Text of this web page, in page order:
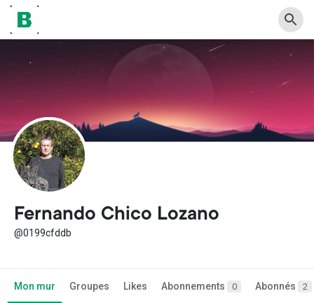
Fernando Chico Lozano
@0199cfddb
Mon mur Groupes Likes Abonnements 0 Abonnés 2